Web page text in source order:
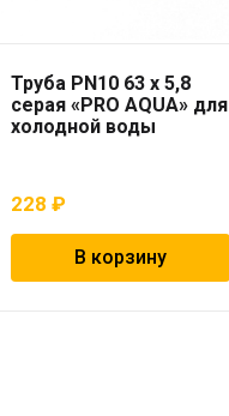
Труба PN10 63 x 5,8
серая «PRO AQUA» для
холодной воды
228₽
В корзину